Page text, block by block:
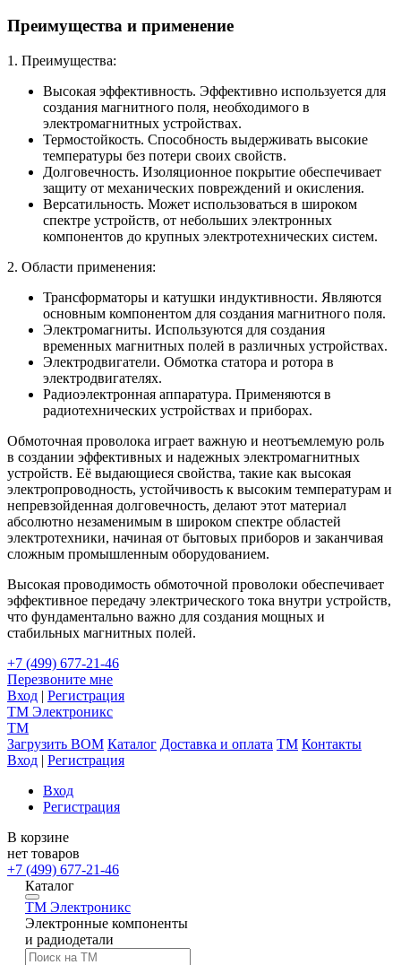
Преимущества и применение
1. Преимущества:
Высокая эффективность. Эффективно используется для
создания магнитного поля, необходимого в
электромагнитных устройствах.
Термостойкость. Способность выдерживать высокие
температуры без потери своих свойств.
Долговечность. Изоляционное покрытие обеспечивает
защиту от механических повреждений и окисления.
Версатильность. Может использоваться в широком
спектре устройств, от небольших электронных
компонентов до крупных электротехнических систем.
2. Области применения:
Трансформаторы и катушки индуктивности. Являются
основным компонентом для создания магнитного поля.
Электромагниты. Используются для создания
временных магнитных полей в различных устройствах.
Электродвигатели. Обмотка статора и ротора в
электродвигателях.
Радиоэлектронная аппаратура. Применяются в
радиотехнических устройствах и приборах.
Обмоточная проволока играет важную и неотъемлемую роль
в создании эффективных и надежных электромагнитных
устройств. Её выдающиеся свойства, такие как высокая
электропроводность, устойчивость к высоким температурам и
непревзойденная долговечность, делают этот материал
абсолютно незаменимым в широком спектре областей
электротехники, начиная от бытовых приборов и заканчивая
сложным промышленным оборудованием.
Высокая проводимость обмоточной проволоки обеспечивает
эффективное передачу электрического тока внутри устройств,
что фундаментально важно для создания мощных и
стабильных магнитных полей.
+7 (499) 677-21-46
Перезвоните мне
Вход | Регистрация
TM Электроникс
TM
Загрузить BOM Каталог Доставка и оплата TM Контакты
Вход | Регистрация
Вход
Регистрация
В корзине
нет товаров
+7 (499) 677-21-46
Каталог
TM Электроникс
Электронные компоненты
и радиодетали